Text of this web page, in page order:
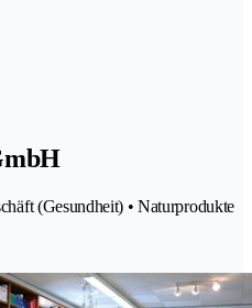
(Gesundheit) • Naturprodukte